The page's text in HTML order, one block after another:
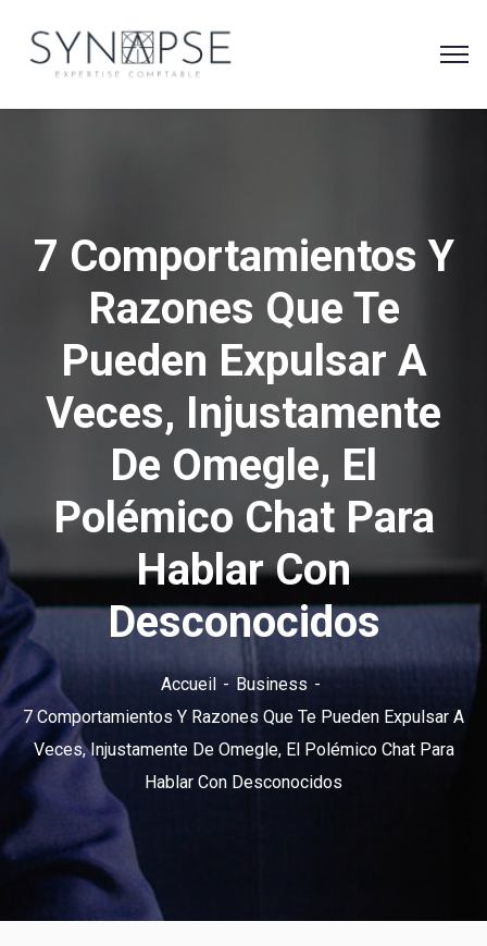
7 Comportamientos Y
Razones Que Te
Pueden Expulsar A
Veces, Injustamente
De Omegle, El
Polémico Chat Para
Hablar Con
Desconocidos
Accueil
Business
7 Comportamientos Y Razones Que Te Pueden Expulsar A
Veces, Injustamente De Omegle, El Polémico Chat Para
Hablar Con Desconocidos